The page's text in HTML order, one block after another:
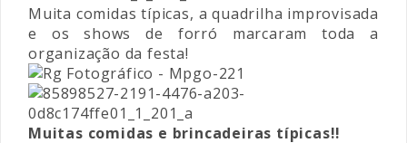
Muita comidas típicas, a quadrilha improvisada
e os shows de forró marcaram toda a
organização da festa!
Muitas comidas e brincadeiras típicas!!